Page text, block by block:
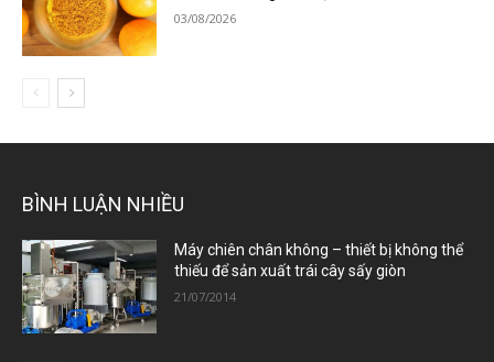
03/08/2026
BÌNH LUẬN NHIỀU
Máy chiên chân không – thiết bị không thể
thiếu để sản xuất trái cây sấy giòn
21/07/2014